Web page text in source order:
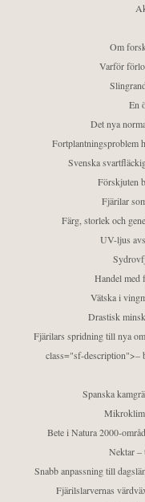
Om
Varför
En
Det nya
Fortplantningsproblem
Svenska
Förskjuten
Fjärilar
Färg, storlek och
UV-ljus
Handel med
Vätska i
Drastisk
Fjärilars spridning till nya
class="sf-description">–
Spanska
Bete i Natura 2000-
Nektar –
Snabb anpassning till
Fjärilslarvernas